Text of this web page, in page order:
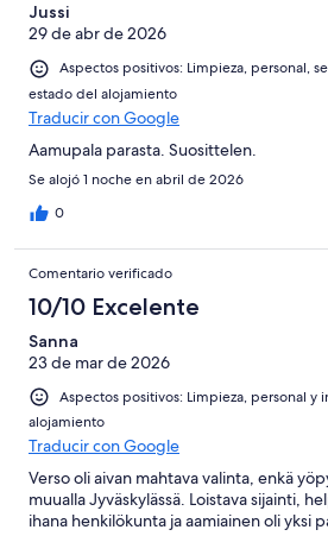
Jussi
29 de abr de 2026
Aspectos positivos: Limpieza, personal,
estado del alojamiento
Traducir con Google
Aamupala parasta. Suosittelen.
Se alojó 1 noche en abril de 2026
0
Comentario verificado
10/10 Excelente
Sanna
23 de mar de 2026
Aspectos positivos: Limpieza, personal y
alojamiento
Traducir con Google
Verso oli aivan mahtava valinta, enkä
muualla Jyväskylässä. Loistava sijainti,
ihana henkilökunta ja aamiainen oli yksi